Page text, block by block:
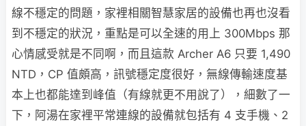
線不穩定的問題，家裡相關智慧家居的設備也再也沒看
到不穩定的狀況，重點是可以全速的用上 300Mbps 那
心情感受就是不同啊，而且這款 Archer A6 只要 1,490
NTD，CP 值頗高，訊號穩定度很好，無線傳輸速度基
本上也都能達到峰值（有線就更不用說了），細數了一
下，阿湯在家裡平常連線的設備就包括有 4 支手機、2